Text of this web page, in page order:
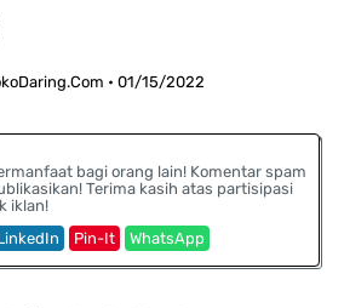
• 01/15/2022
bagi orang lain! Komentar spam
Terima kasih atas partisipasi
iklan!
Pin-It WhatsApp